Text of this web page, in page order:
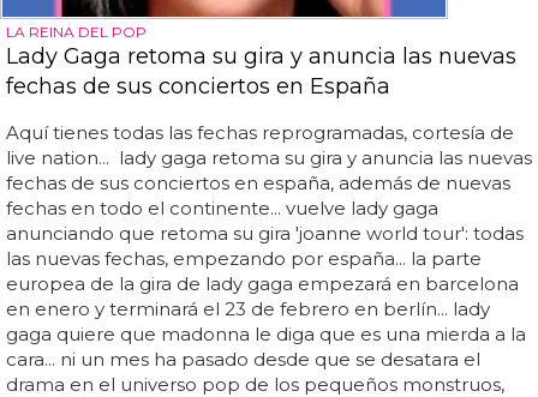
LA REINA DEL POP
Lady Gaga retoma su gira y anuncia las nuevas
fechas de sus conciertos en España
Aquí tienes todas las fechas reprogramadas, cortesía de
live nation... lady gaga retoma su gira y anuncia las nuevas
fechas de sus conciertos en españa, además de nuevas
fechas en todo el continente... vuelve lady gaga
anunciando que retoma su gira 'joanne world tour': todas
las nuevas fechas, empezando por españa... la parte
europea de la gira de lady gaga empezará en barcelona
en enero y terminará el 23 de febrero en berlín... lady
gaga quiere que madonna le diga que es una mierda a la
cara... ni un mes ha pasado desde que se desatara el
drama en el universo pop de los pequeños monstruos,